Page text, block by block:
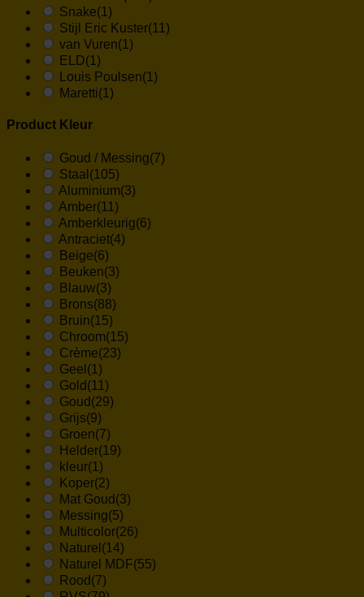
Snake(1)
Stijl Eric Kuster(11)
van Vuren(1)
ELD(1)
Louis Poulsen(1)
Maretti(1)
Product Kleur
Goud / Messing(7)
Staal (105)
Aluminium(3)
Amber(11)
Amberkleurig(6)
Antraciet(4)
Beige(6)
Beuken(3)
Blauw(3)
Brons(88)
Bruin(15)
Chroom(15)
Crème(23)
Geel (1)
Gold (11)
Goud (29)
Grijs(9)
Groen(7)
Helder(19)
kleur(1)
Koper(2)
Mat Goud (3)
Messing(5)
Multicolor(26)
Naturel (14)
Naturel MDF(55)
Rood (7)